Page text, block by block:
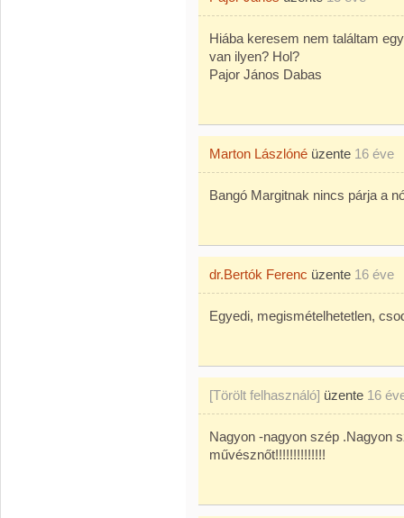
Hiába keresem nem találtam
van ilyen? Hol?
Pajor János Dabas
Marton Lászlóné üzente 16 éve
Bangó Margitnak nincs párja a
dr.Bertók Ferenc üzente 16 éve
Egyedi, megismételhetetlen,
[Törölt felhasználó] üzente 16
Nagyon -nagyon szép .Nagyon
művésznőt!!!!!!!!!!!!!!